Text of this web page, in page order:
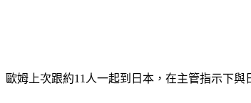
歐姆上次跟約11人一起到日本，在主管指示下